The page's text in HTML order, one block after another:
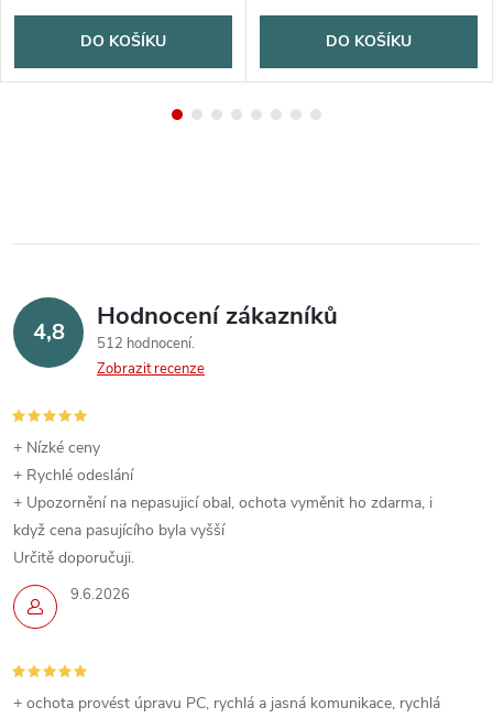
DO KOŠÍKU DO KOŠÍKU
4,8 Hodnocení zákazníků
512 hodnocení
Zobrazit recenze
9.6.2026
+ Nízké ceny
+ Rychlé odeslání
+ Upozornění na nepasujicí obal, ochota vyměnit ho zdarma, i
když cena pasujícího byla vyšší
Určitě doporučuji.
+ ochota provést úpravu PC, rychlá a jasná komunikace, rychlá